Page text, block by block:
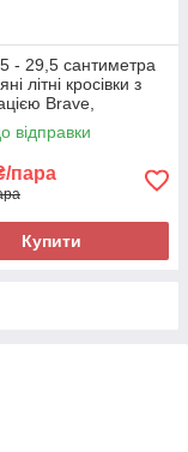
- 29,5 сантиметра
літні кросівки з
Brave,
на підошві з
та зручні
відправки
пара
Купити